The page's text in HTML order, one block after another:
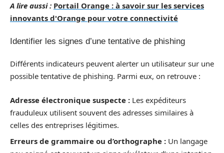
A lire aussi : Portail Orange : à savoir sur les services
innovants d'Orange pour votre connectivité
Identifier les signes d’une tentative de phishing
Différents indicateurs peuvent alerter un utilisateur sur une
possible tentative de phishing. Parmi eux, on retrouve :
Adresse électronique suspecte : Les expéditeurs
frauduleux utilisent souvent des adresses similaires à
celles des entreprises légitimes.
Erreurs de grammaire ou d’orthographe : Un langage